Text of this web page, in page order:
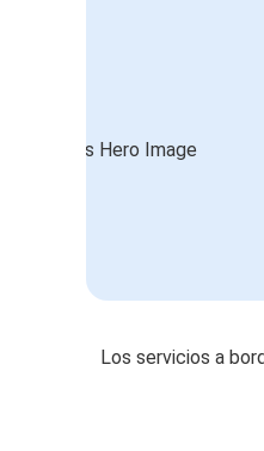
Los servicios a